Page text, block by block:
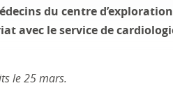
du centre
avec le service de
le 25 mars.